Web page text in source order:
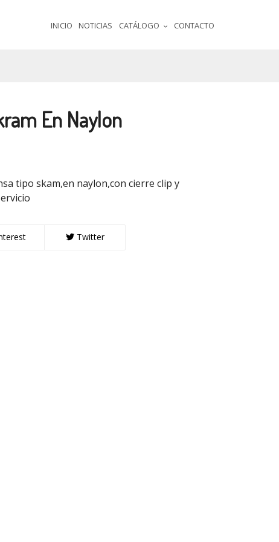
INICIO NOTICIAS CATÁLOGO CONTACTO
En Naylon
tipo skam,en naylon,con cierre clip y
Twitter